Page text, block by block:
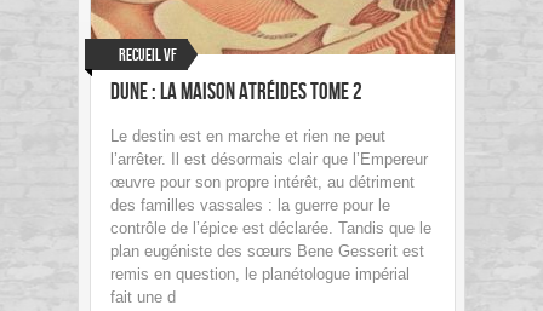
Recueil VF
Dune : La Maison Atréides tome 2
Le destin est en marche et rien ne peut
l’arrêter. Il est désormais clair que l’Empereur
œuvre pour son propre intérêt, au détriment
des familles vassales : la guerre pour le
contrôle de l’épice est déclarée. Tandis que le
plan eugéniste des sœurs Bene Gesserit est
remis en question, le planétologue impérial
fait une d